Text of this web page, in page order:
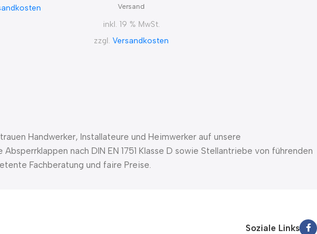
Versand
inkl. 19 % MwSt.
zzgl.Versandkosten
Handwerker, Installateure und Heimwerker auf unsere
nach DIN EN 1751 Klasse D sowie Stellantriebe von führenden
Fachberatung und faire Preise.
Soziale Links